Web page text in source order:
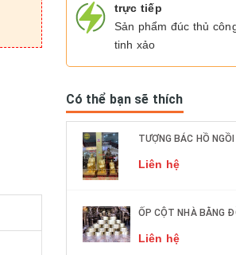
trực tiếp
Sản phẩm đúc thủ
tinh xảo
Có thể bạn sẽ thích
Liên hệ
ỐP CỘT NHÀ BẰNG
Liên hệ